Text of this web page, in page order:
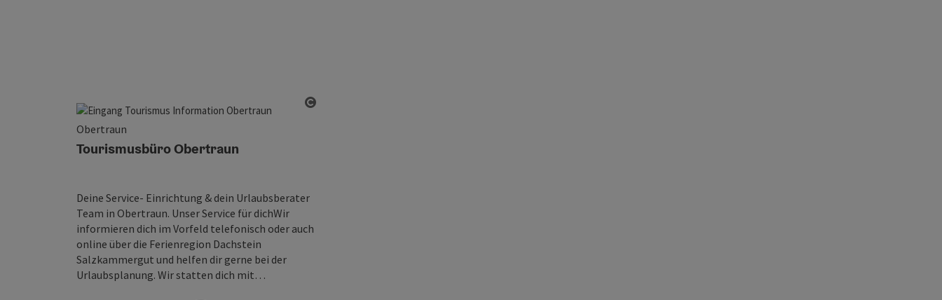
Obertraun
Tourismusbüro Obertraun
Deine Service- Einrichtung & dein Urlaubsberater
Team in Obertraun. Unser Service für dichWir
informieren dich im Vorfeld telefonisch oder auch
online über die Ferienregion Dachstein
Salzkammergut und helfen dir gerne bei der
Urlaubsplanung. Wir statten dich mit…